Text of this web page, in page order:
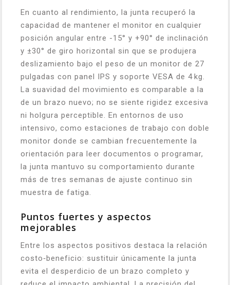
En cuanto al rendimiento, la junta recuperó la
capacidad de mantener el monitor en cualquier
posición angular entre -15° y +90° de inclinación
y ±30° de giro horizontal sin que se produjera
deslizamiento bajo el peso de un monitor de 27
pulgadas con panel IPS y soporte VESA de 4 kg.
La suavidad del movimiento es comparable a la
de un brazo nuevo; no se siente rigidez excesiva
ni holgura perceptible. En entornos de uso
intensivo, como estaciones de trabajo con doble
monitor donde se cambian frecuentemente la
orientación para leer documentos o programar,
la junta mantuvo su comportamiento durante
más de tres semanas de ajuste continuo sin
muestra de fatiga.
Puntos fuertes y aspectos
mejorables
Entre los aspectos positivos destaca la relación
costo‑beneficio: sustituir únicamente la junta
evita el desperdicio de un brazo completo y